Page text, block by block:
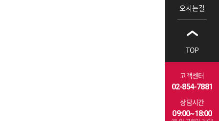
오시는길
TOP
고객센터
02-854-7881
상담시간
09:00~18:00